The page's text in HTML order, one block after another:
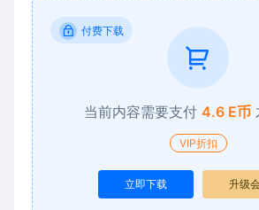
付费下载
当前内容需要支付 4.6 E币
VIP折扣
立即下载 升级